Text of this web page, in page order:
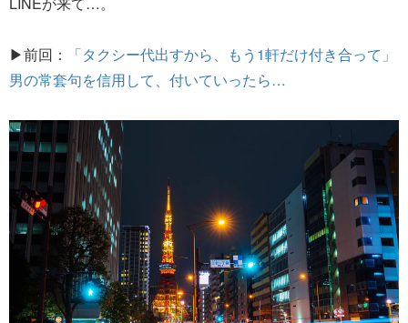
▶前回：
「タクシー代出すから、もう1軒だけ付き合って」
男の常套句を信用して、付いていったら…